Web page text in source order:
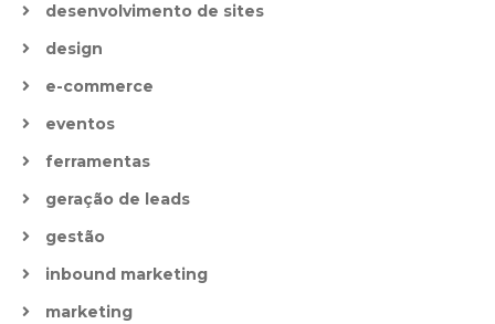
desenvolvimento de sites
design
e-commerce
eventos
ferramentas
geração de leads
gestão
inbound marketing
marketing